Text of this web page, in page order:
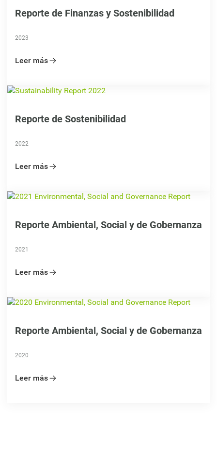
Reporte de Finanzas y Sostenibilidad
2023
Leer más
Reporte de Sostenibilidad
2022
Leer más
Reporte Ambiental, Social y de Gobernanza
2021
Leer más
Reporte Ambiental, Social y de Gobernanza
2020
Leer más